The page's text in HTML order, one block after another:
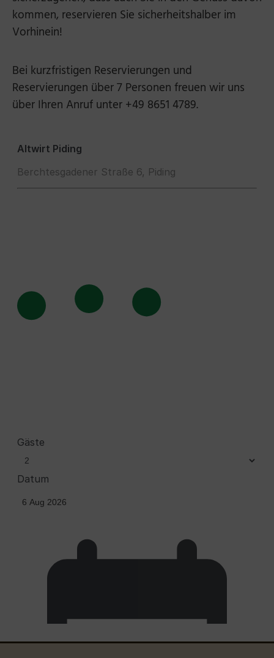
kommen, reservieren Sie sicherheitshalber im
Vorhinein!
Bei kurzfristigen Reservierungen und
Reservierungen über 7 Personen freuen wir uns
über Ihren Anruf unter +49 8651 4789.